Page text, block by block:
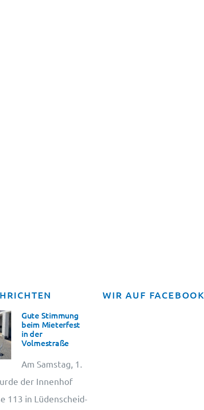
Gute Stimmung
beim Mieterfest
in der
Volmestraße
Am Samstag, 1.
der Innenhof
113 in Lüdenscheid-
WIR AUF FACEBOOK